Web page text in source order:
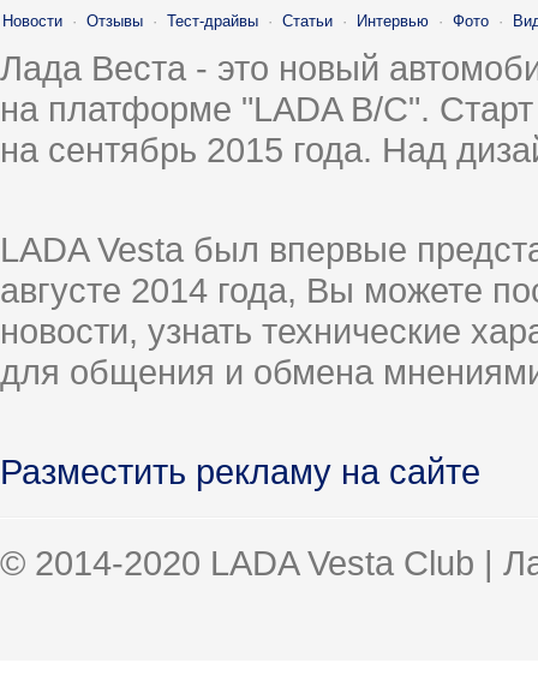
Новости · Отзывы · Тест-драйвы · Статьи · Интервью · Фото ·
Лада Веста - это новый
на платформе "LADA B/C".
на сентябрь 2015 года. Над
LADA Vesta был впервые
августе 2014 года, Вы можете
новости, узнать технические
для общения и обмена
Разместить рекламу на сайте
© 2014-2020 LADA Vesta Club |